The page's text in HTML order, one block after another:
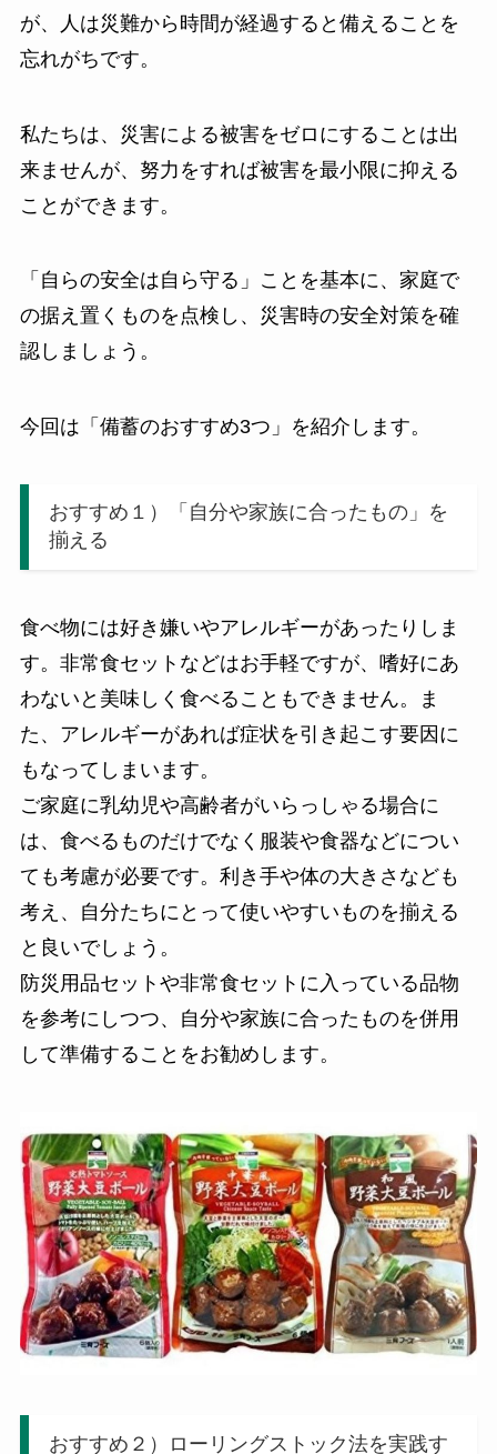
が、人は災難から時間が経過すると備えることを
忘れがちです。
私たちは、災害による被害をゼロにすることは出
来ませんが、努力をすれば被害を最小限に抑える
ことができます。
「自らの安全は自ら守る」ことを基本に、家庭で
の据え置くものを点検し、災害時の安全対策を確
認しましょう。
今回は「備蓄のおすすめ3つ」を紹介します。
おすすめ１）「自分や家族に合ったもの」を
揃える
食べ物には好き嫌いやアレルギーがあったりしま
す。非常食セットなどはお手軽ですが、嗜好にあ
わないと美味しく食べることもできません。ま
た、アレルギーがあれば症状を引き起こす要因に
もなってしまいます。
ご家庭に乳幼児や高齢者がいらっしゃる場合に
は、食べるものだけでなく服装や食器などについ
ても考慮が必要です。利き手や体の大きさなども
考え、自分たちにとって使いやすいものを揃える
と良いでしょう。
防災用品セットや非常食セットに入っている品物
を参考にしつつ、自分や家族に合ったものを併用
して準備することをお勧めします。
おすすめ２）ローリングストック法を実践す